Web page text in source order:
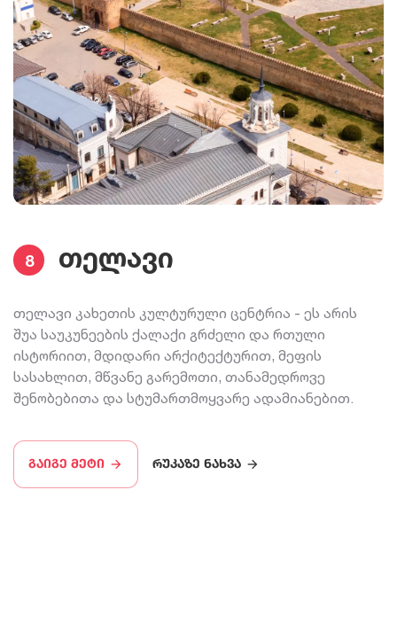
8 თელავი
თელავი კახეთის კულტურული ცენტრია - ეს არის
შუა საუკუნეების ქალაქი გრძელი და რთული
ისტორიით, მდიდარი არქიტექტურით, მეფის
სასახლით, მწვანე გარემოთი, თანამედროვე
შენობებითა და სტუმართმოყვარე ადამიანებით.
გაიგე მეტი რუკაზე ნახვა